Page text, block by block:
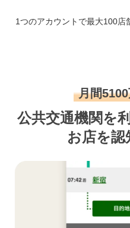
1つのアカウントで最大100店
月間
公共交通機関を
お店を